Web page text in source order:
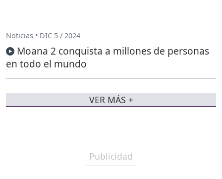
Noticias • DIC 5 / 2024
Moana 2 conquista a millones de personas
en todo el mundo
VER MÁS +